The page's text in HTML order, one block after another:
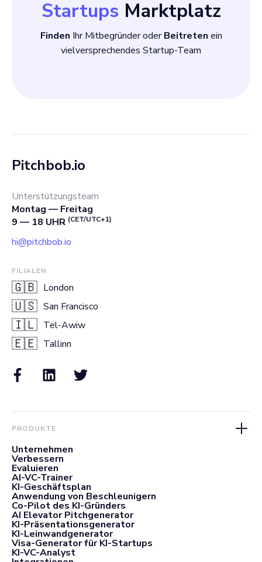
Startups Marktplatz
Finden Ihr Mitbegründer oderBeitreten ein
vielversprechendes Startup-Team
Pitchbob.io
Unterstützungsteam
Montag — Freitag
9 — 18 UHR (CET/UTC+1)
hi@pitchbob.io
FILIALEN
🇬🇧 London
🇺🇸 San Francisco
🇮🇱 Tel-Awiw
🇪🇪 Tallinn
PRODUKTE
Unternehmen
Verbessern
Evaluieren
AI-VC-Trainer
KI-Geschäftsplan
Anwendung von Beschleunigern
Co-Pilot des KI-Gründers
AI Elevator Pitchgenerator
KI-Präsentationsgenerator
KI-Leinwandgenerator
Visa-Generator für KI-Startups
KI-VC-Analyst